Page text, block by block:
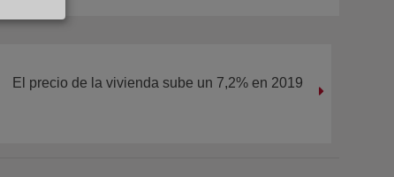
El precio de la vivienda sube un 7,2% en 2019